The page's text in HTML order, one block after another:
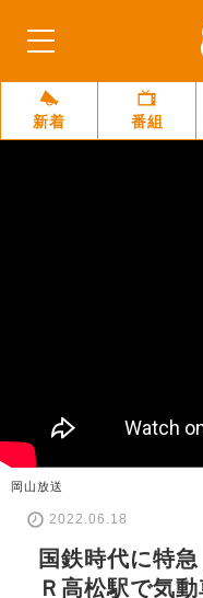
新着 番組
岡山放送
2022.06.18
国鉄時代に特
Ｒ高松駅で気